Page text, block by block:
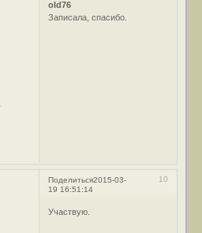
old76
Записала, спасибо.
Поделиться 10
2015-03-
19 16:51:14
Участвую.